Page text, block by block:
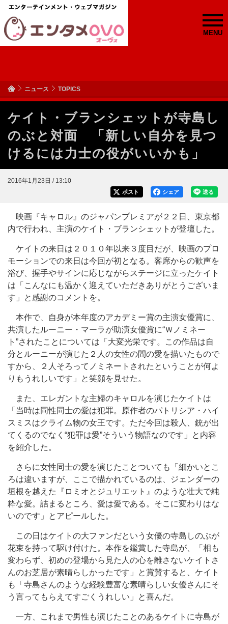
MENU
ニュース TOPICS
ケイト・ブランシェットが寺島し
のぶと対面 「新しい自分を見つ
けるには力士の役がいいかも」
2016年1月23日 / 13:10
送る
シェア
ポスト
映画『キャロル』のジャパンプレミアが２２日、東京都
内で行われ、主演のケイト・ブランシェットが登壇した。
ケイトの来日は２０１０年以来３度目だが、映画のプロ
モーションでの来日は今回が初となる。客席からの歓声を
浴び、握手やサインに応じながらステージに立ったケイト
は「こんなにも温かく迎えていただきありがとうございま
す」と感謝のコメントを。
本作で、自身が本年度のアカデミー賞の主演女優賞に、
共演したルーニー・マーラが助演女優賞に“Ｗノミネー
ト”されたことについては「大変光栄です。この作品は自
分とルーニーが演じた２人の女性の間の愛を描いたもので
すから、２人そろってノミネートされたということが何よ
りもうれしいです」と笑顔を見せた。
また、エレガントな主婦のキャロルを演じたケイトは
「当時は同性同士の愛は犯罪。原作者のパトリシア・ハイ
スミスはクライム物の女王です。ただ今回は殺人、銃が出
てくるのでなく“犯罪は愛”そういう物語なのです」と内容
を紹介した。
さらに女性同士の愛を演じたことついても「細かいとこ
ろは違いますが、ここで描かれているのは、ジェンダーの
垣根を越えた『ロミオとジュリエット』のような壮大で純
粋な愛。詰まるところ、愛は愛である。そこに変わりはな
いのです」とアピールした。
この日はケイトの大ファンだという女優の寺島しのぶが
花束を持って駆け付けた。本作を鑑賞した寺島が、「相も
変わらず、初めの登場から見た人の心を離さないケイトさ
んのお芝居が素晴らしかったです」と賞賛すると、ケイト
も「寺島さんのような経験豊富な素晴らしい女優さんにそ
う言ってもらえてすごくうれしい」と喜んだ。
一方、これまで男性も演じたことのあるケイトに寺島が